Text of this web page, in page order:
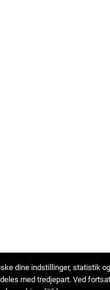
dine indstillinger, statistik
med tredjepart. Ved